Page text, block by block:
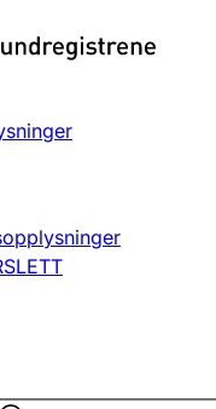
til
slette
slette